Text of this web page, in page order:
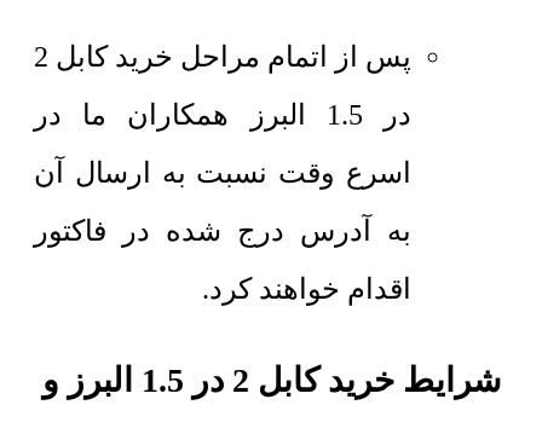
پس از اتمام مراحل خرید کابل 2
در 1.5 البرز همکاران ما در
اسرع وقت نسبت به ارسال آن
به آدرس درج شده در فاکتور
اقدام خواهند کرد.
شرایط خرید کابل 2 در 1.5 البرز و